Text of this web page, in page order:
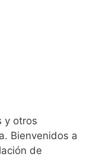
y otros
Bienvenidos a
de